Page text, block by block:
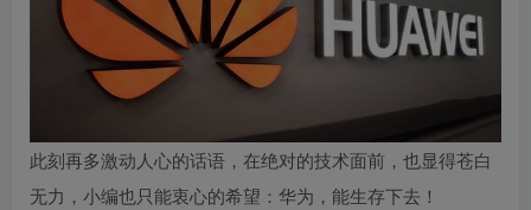
此刻再多激动人心的话语，在绝对的技术面前，也显得苍白
无力，小编也只能衷心的希望： 华为，能生存下去！